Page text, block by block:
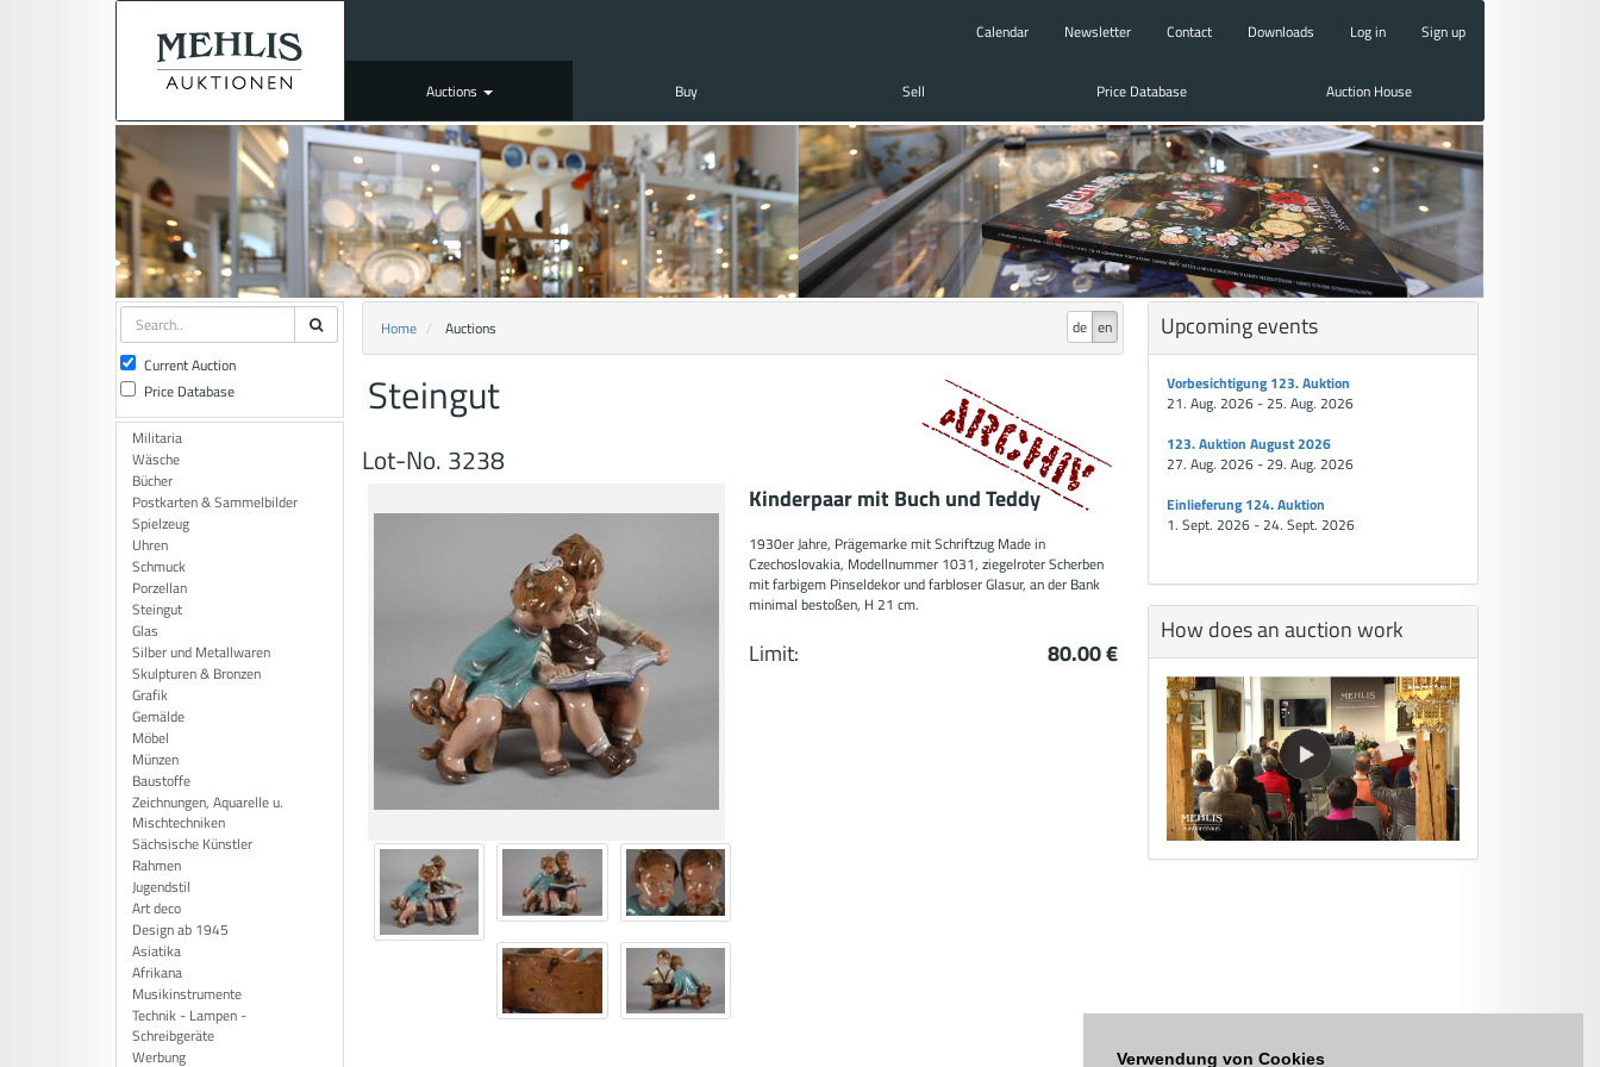
Verwendung von Cookies
Calendar Newsletter Contact Downloads Log in Sign up
Auctions Buy Sell Price Database Auction House
Current Auction
Price Database
Militaria
Wäsche
Bücher
Postkarten & Sammelbilder
Spielzeug
Uhren
Schmuck
Porzellan
Steingut
Glas
Silber und Metallwaren
Skulpturen & Bronzen
Grafik
Gemälde
Möbel
Münzen
Baustoffe
Zeichnungen, Aquarelle u.
Mischtechniken
Sächsische Künstler
Rahmen
Jugendstil
Art deco
Design ab 1945
Asiatika
Afrikana
Musikinstrumente
Technik - Lampen -
Schreibgeräte
Werbung
de en
Home Auctions
Steingut
Lot-No. 3238
Kinderpaar mit Buch und Teddy
1930er Jahre, Prägemarke mit Schriftzug Made in
Czechoslovakia, Modellnummer 1031, ziegelroter Scherben
mit farbigem Pinseldekor und farbloser Glasur, an der Bank
minimal bestoßen, H 21 cm.
Limit: 80.00 €
Upcoming events
Vorbesichtigung 123. Auktion
21. Aug. 2026 - 25. Aug. 2026
123. Auktion August 2026
27. Aug. 2026 - 29. Aug. 2026
Einlieferung 124. Auktion
1. Sept. 2026 - 24. Sept. 2026
How does an auction work